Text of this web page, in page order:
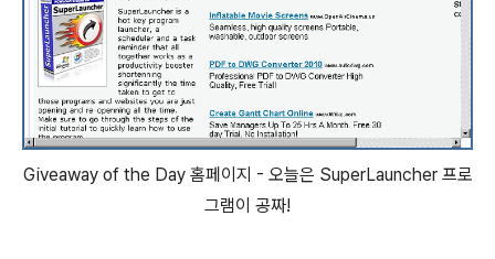
Giveaway of the Day 홈페이지 - 오늘은 SuperLauncher 프로
그램이 공짜!